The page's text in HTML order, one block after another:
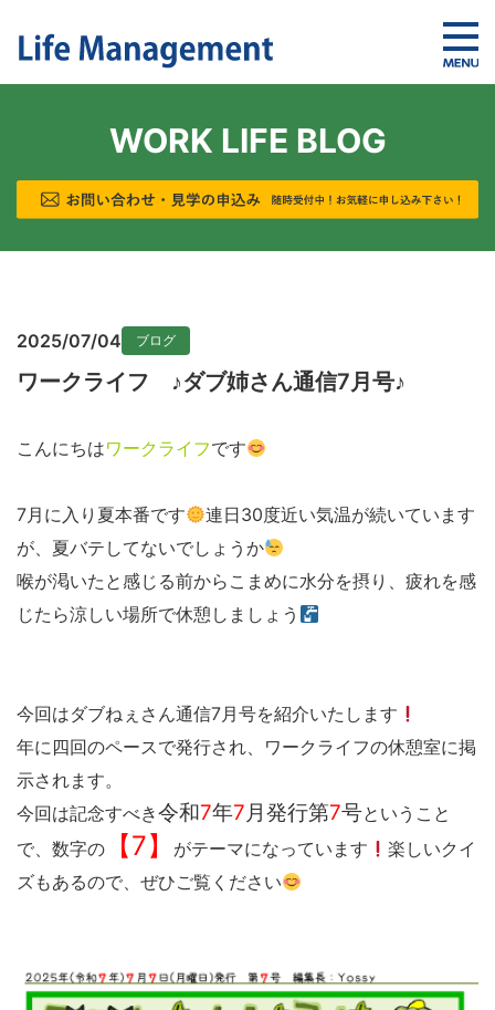
WORK LIFE BLOG
2025/07/04 ブログ
ワークライフ ♪ダブ姉さん通信7月号♪
こんにちはワークライフです
7月に入り夏本番です
連日30度近い気温が続いています
が、夏バテしてないでしょうか
喉が渇いたと感じる前からこまめに水分を摂り、疲れを感
じたら涼しい場所で休憩しましょう
今回はダブねぇさん通信7月号を紹介いたします
年に四回のペースで発行され、ワークライフの休憩室に掲
示されます。
今回は記念すべき令和7年7月発行第7号ということ
で、数字の
【7】 がテーマになっています
楽しいクイ
ズもあるので、ぜひご覧ください